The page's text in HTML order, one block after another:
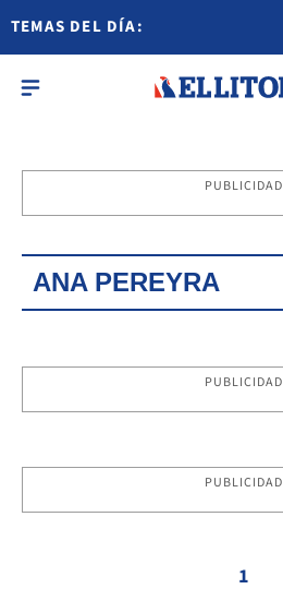
TEMAS DEL DÍA:
PUBLICIDAD
ANA PEREYRA
PUBLICIDAD
PUBLICIDAD
1